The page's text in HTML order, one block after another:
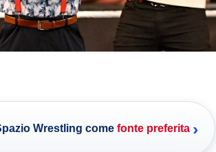
Wrestling come fonte preferita ›